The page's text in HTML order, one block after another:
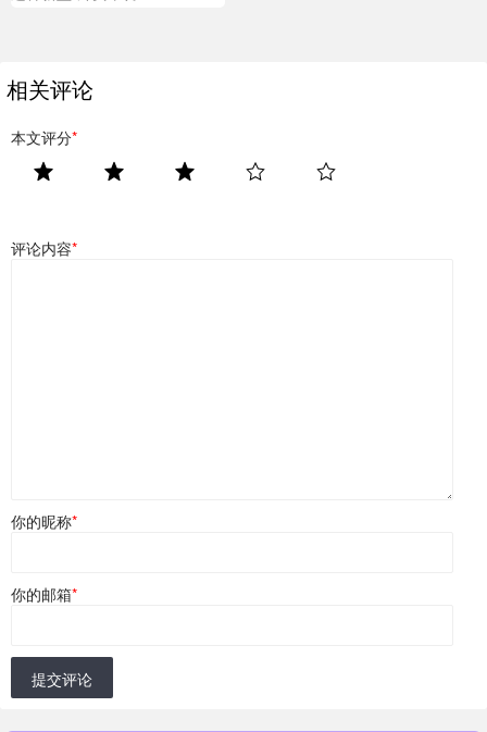
相关评论
本文评分*
评论内容*
你的昵称*
你的邮箱*
提交评论